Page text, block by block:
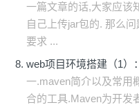
一篇文章的话,大家应该
自己上传jar包的. 那么
要求 ...
web项目环境搭建（1）
一.maven简介以及常用
合的工具.Maven为开发